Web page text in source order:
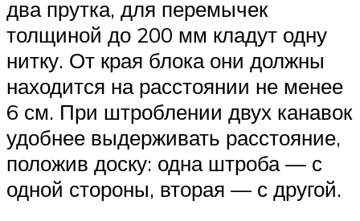
два прутка, для перемычек
толщиной до 200 мм кладут одну
нитку. От края блока они должны
находится на расстоянии не менее
6 см. При штроблении двух канавок
удобнее выдерживать расстояние,
положив доску: одна штроба — с
одной стороны, вторая — с другой.